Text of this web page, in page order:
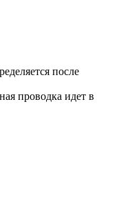
после
проводка идет в